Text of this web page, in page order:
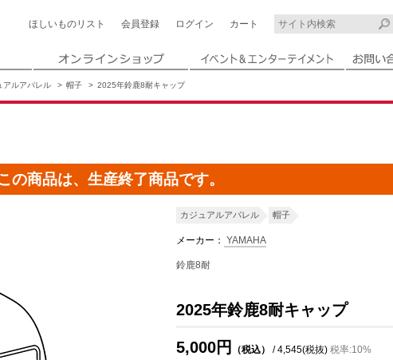
ほしいもの リスト 会員登録 ログイン カート
アルアパレル 帽子 2025年鈴鹿8耐キャップ
の商品は、生産終了商品です。
カジュアルアパレル 帽子
メーカー： YAMAHA
鈴鹿8耐
2025年鈴鹿8耐キャップ
5,000円 （税込） / 4,545(税抜) 税率:10%